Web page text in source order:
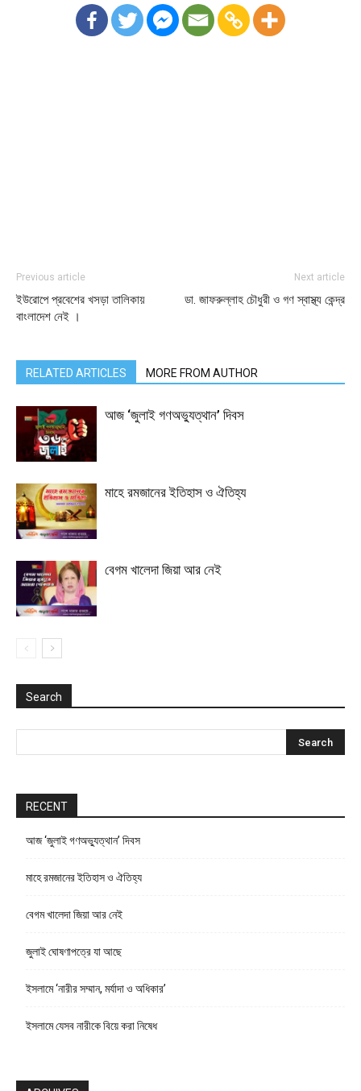
Previous article
ইউরোপে প্রবেশের খসড়া তালিকায়
বাংলাদেশ নেই ।
Next article
ডা. জাফরুল্লাহ চৌধুরী ও গণ স্বাস্থ্য কেন্দ্র
RELATED ARTICLES MORE FROM AUTHOR
আজ ‘জুলাই গণঅভ্যুত্থান’ দিবস
মাহে রমজানের ইতিহাস ও ঐতিহ্য
বেগম খালেদা জিয়া আর নেই
Search
RECENT
আজ ‘জুলাই গণঅভ্যুত্থান’ দিবস
মাহে রমজানের ইতিহাস ও ঐতিহ্য
বেগম খালেদা জিয়া আর নেই
জুলাই ঘোষণাপত্রে যা আছে
ইসলামে ‘নারীর সম্মান, মর্যাদা ও অধিকার’
ইসলামে যেসব নারীকে বিয়ে করা নিষেধ